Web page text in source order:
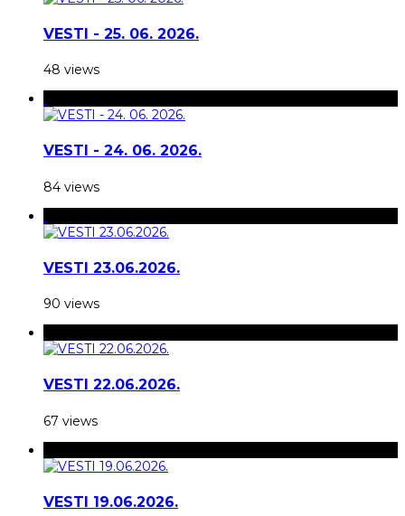
VESTI - 25. 06. 2026.
48 views
VESTI - 24. 06. 2026.
84 views
VESTI 23.06.2026.
90 views
VESTI 22.06.2026.
67 views
VESTI 19.06.2026.